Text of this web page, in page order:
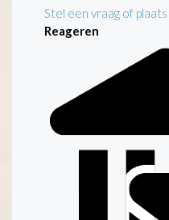
Stel een vraag of
Reageren